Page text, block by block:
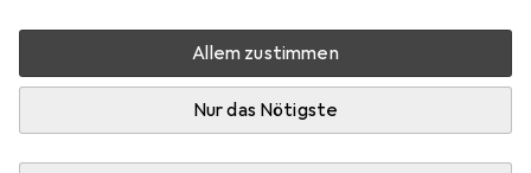
Allem zustimmen
Nur das Nötigste
Das meinen unsere Kunden i
ProGute Qualität
Der kleine hat Freude
Grösse top
Contra